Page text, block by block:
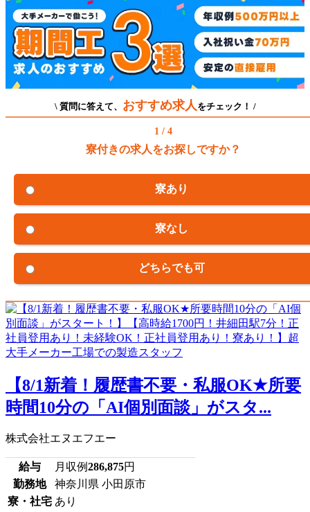
\ 質問に答えて、 おすすめ求人 をチェック！ /
1 / 4
寮付きの求人をお探しですか？
寮あり
寮なし
どちらでも可
【8/1新着！履歴書不要・私服OK★所要
時間10分の「AI個別面談」がスタ...
株式会社エヌエフエー
給与 月収例286,875円
勤務地
神奈川県 小田原市
寮・社宅 あり